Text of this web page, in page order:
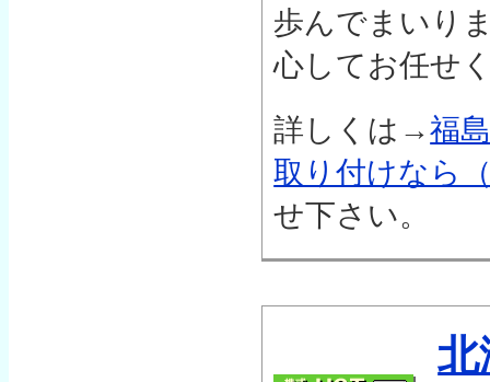
歩んでまいり
心してお任せ
詳しくは→福
取り付けなら
せ下さい。
北